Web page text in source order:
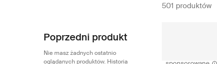
Poprzedni produkt
Nie masz żadnych ostatnio
oglądanych produktów. Historia
501 produktów